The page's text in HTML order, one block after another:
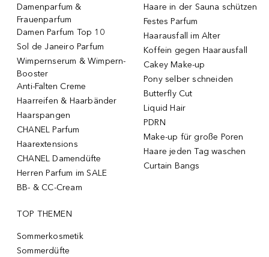
Damenparfum &
Frauenparfum
Damen Parfum Top 10
Sol de Janeiro Parfum
Wimpernserum & Wimpern-
Booster
Anti-Falten Creme
Haarreifen & Haarbänder
Haarspangen
CHANEL Parfum
Haarextensions
CHANEL Damendüfte
Herren Parfum im SALE
BB- & CC-Cream
Haare in der Sauna schützen
Festes Parfum
Haarausfall im Alter
Koffein gegen Haarausfall
Cakey Make-up
Pony selber schneiden
Butterfly Cut
Liquid Hair
PDRN
Make-up für große Poren
Haare jeden Tag waschen
Curtain Bangs
TOP THEMEN
Sommerkosmetik
Sommerdüfte